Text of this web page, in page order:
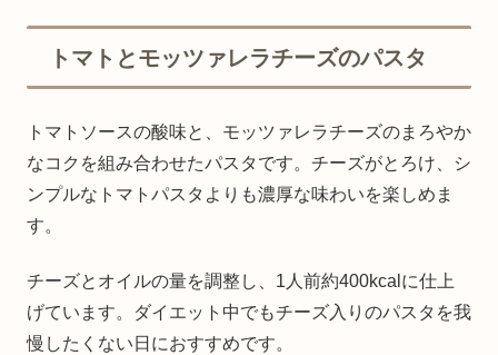
トマトとモッツァレラチーズのパスタ
トマトソースの酸味と、モッツァレラチーズのまろやか
なコクを組み合わせたパスタです。チーズがとろけ、シ
ンプルなトマトパスタよりも濃厚な味わいを楽しめま
す。
チーズとオイルの量を調整し、1人前約400kcalに仕上
げています。ダイエット中でもチーズ入りのパスタを我
慢したくない日におすすめです。